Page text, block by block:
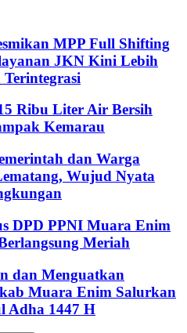
MPP Full Shifting
JKN Kini Lebih
Ribu Liter Air Bersih
Kemarau
dan Warga
Wujud Nyata
DPD PPNI Muara Enim
Meriah
dan Menguatkan
Muara Enim Salurkan
Adha 1447 H